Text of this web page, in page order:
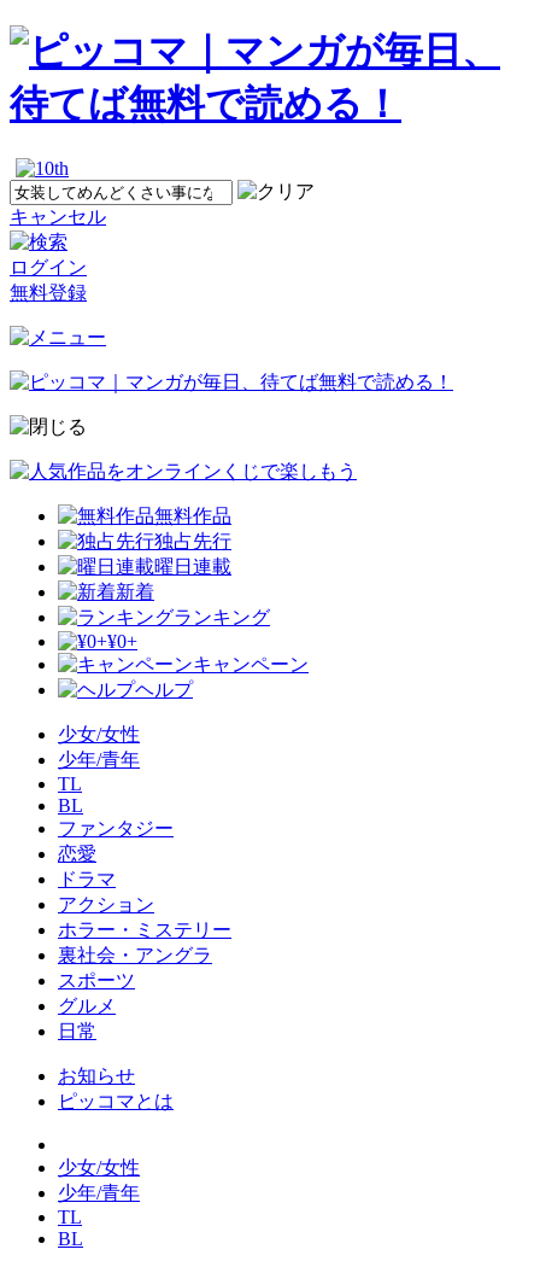
キャンセル
ログイン
無料登録
無料作品
独占先行
曜日連載
新着
ランキング
¥0+
キャンペーン
ヘルプ
少女/女性
少年/青年
TL
BL
ファンタジー
恋愛
ドラマ
アクション
ホラー・ミステリー
裏社会・アングラ
スポーツ
グルメ
日常
お知らせ
ピッコマとは
少女/女性
少年/青年
TL
BL